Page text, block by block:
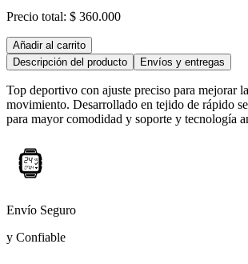
Precio total: $ 360.000
Añadir al carrito
Descripción del producto
Envíos y entregas
Top deportivo con ajuste preciso para mejorar
movimiento. Desarrollado en tejido de rápido
para mayor comodidad y soporte y tecnología
Envío Seguro
y Confiable